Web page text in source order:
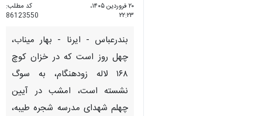
۲۰ فروردین ۱۴۰۵،
۲۲:۲۳
کد مطلب:
86123550
بندرعباس - ایرنا - بهار میناب،
چهل روز است که در خزان کوچ
۱۶۸ لاله زودهنگام، به سوگ
نشسته است، امشب در آیین
چهلم شهدای مدرسه شجره طیبه،